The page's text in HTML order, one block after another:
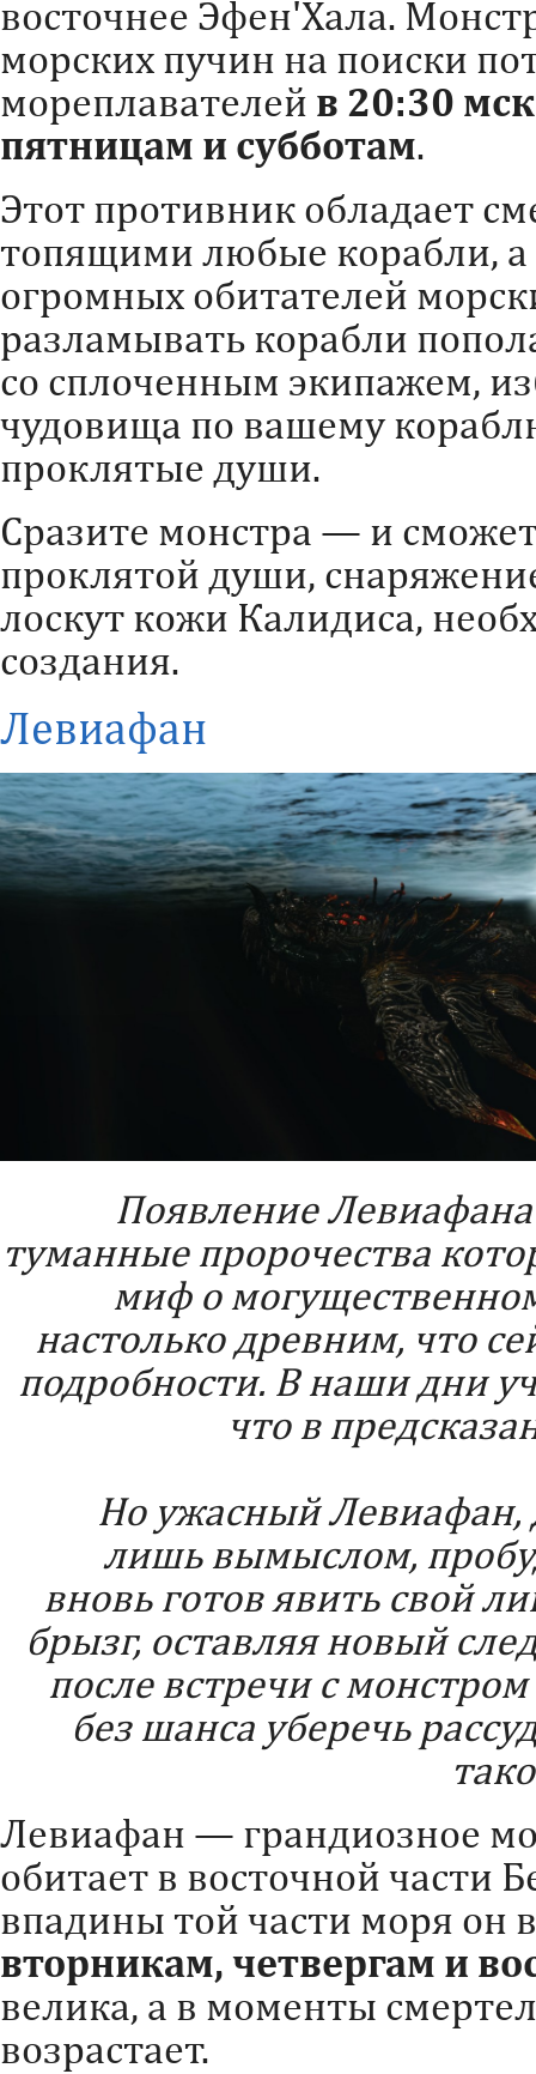
восточнее Эфен'Хала.
морских пучин на поиски
мореплавателей в 20:30
пятницам и субботам.
Этот противник обладает
топящими любые корабли,
огромных обитателей
разламывать корабли
со сплоченным экипажем,
чудовища по вашему
проклятые души.
Сразите монстра — и
проклятой души,
лоскут кожи Калидиса,
создания.
Левиафан
Появление Левиафана
туманные пророчества
миф о
настолько древним, что
подробности. В наши дни
что в
Но ужасный Левиафан,
лишь вымыслом,
вновь готов явить свой
брызг, оставляя новый
после встречи с
без шанса уберечь
Левиафан — грандиозное
обитает в восточной части
впадины той части моря он
вторникам, четвергам и
велика, а в моменты
возрастает.